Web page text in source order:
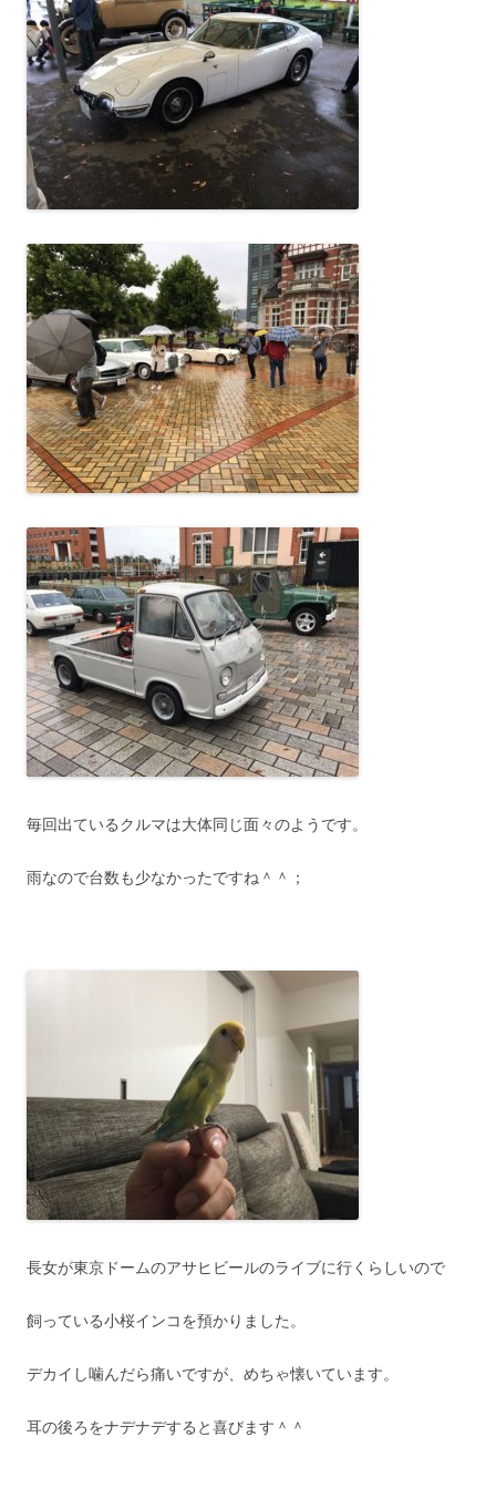
毎回出ているクルマは大体同じ面々のようです。
雨なので台数も少なかったですね＾＾；
長女が東京ドームのアサヒビールのライブに行くらしいので
飼っている小桜インコを預かりました。
デカイし噛んだら痛いですが、めちゃ懐いています。
耳の後ろをナデナデすると喜びます＾＾